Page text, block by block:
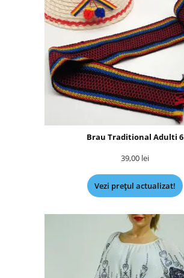
Brau Traditional Adulti 6
39,00 lei
Vezi prețul actualizat!